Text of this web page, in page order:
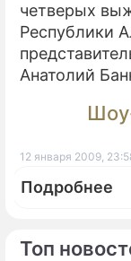
Топ
четверых
Республики
Анатолий
12 января 2009,
Подробнее